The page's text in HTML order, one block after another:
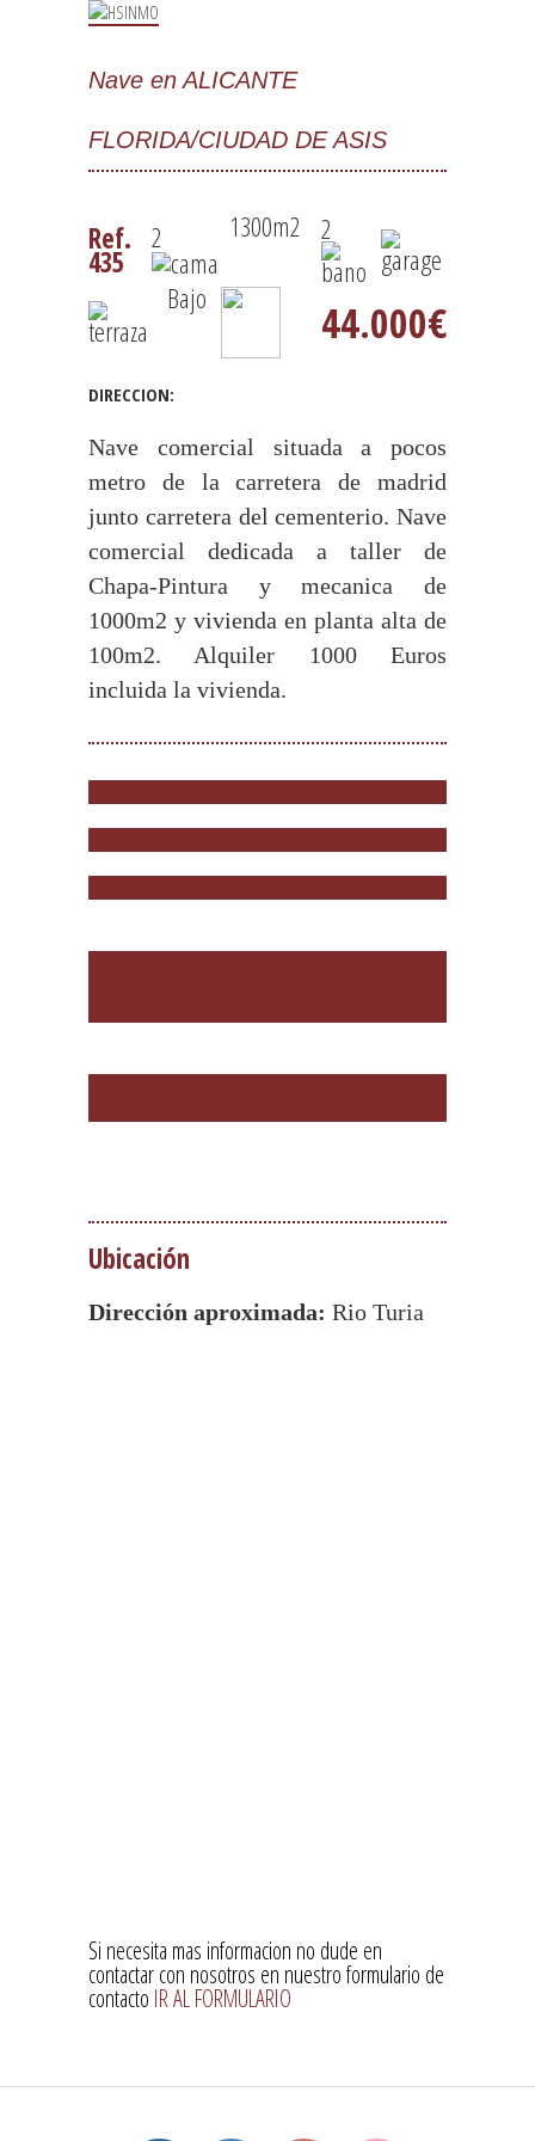
Nave en ALICANTE
FLORIDA/CIUDAD DE ASIS
Ref.
435
2 1300m2 2
Bajo
44.000€
DIRECCION:
Nave comercial situada a pocos
metro de la carretera de madrid
junto carretera del cementerio. Nave
comercial dedicada a taller de
Chapa-Pintura y mecanica de
1000m2 y vivienda en planta alta de
100m2. Alquiler 1000 Euros
incluida la vivienda.
Ubicación
Dirección aproximada: Rio Turia
Si necesita mas informacion no dude en
contactar con nosotros en nuestro formulario de
contacto IR AL FORMULARIO